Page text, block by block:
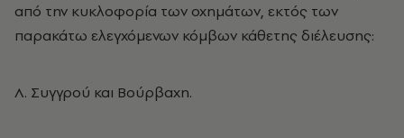
από την κυκλοφορία των οχημάτων, εκτός των
παρακάτω ελεγχόμενων κόμβων κάθετης διέλευσης:
Λ. Συγγρού και Βούρβαχη.